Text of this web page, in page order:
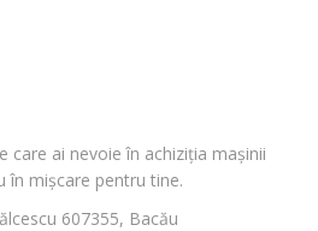
care ai nevoie în achiziția mașinii
în mișcare pentru tine.
607355, Bacău